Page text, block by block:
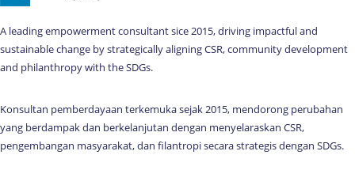
A leading empowerment consultant sice 2015, driving impactful and
sustainable change by strategically aligning CSR, community development
and philanthropy with the SDGs.
Konsultan pemberdayaan terkemuka sejak 2015, mendorong perubahan
yang berdampak dan berkelanjutan dengan menyelaraskan CSR,
pengembangan masyarakat, dan filantropi secara strategis dengan SDGs.